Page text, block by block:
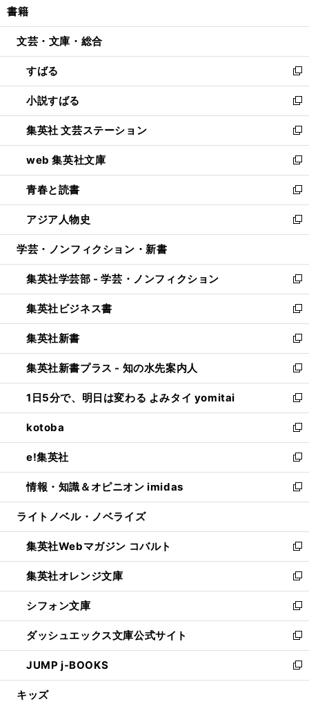
開
ウ
開
く
ン
ウ
で
開
く
ウ
ン
ド
ウ
で
開
く
書籍
文芸・文庫・総合
すばる
新
し
い
ウ
ィ
ン
ド
ウ
で
開
く
小説すばる
新
し
い
ウ
ィ
ン
ド
ウ
で
開
集英社 文芸ステーション
新
し
い
ウ
ィ
ン
ド
ウ
開
く
web 集英社文庫
新
し
い
ウ
ィ
ン
ウ
で
開
く
青春と読書
新
し
い
ウ
ン
ド
ウ
で
開
く
アジア人物史
新
し
ウ
ィ
ン
ド
ウ
で
開
く
学芸・ノンフィクション・新書
集英社学芸部 - 学芸・ノンフィクション
新
し
い
ウ
ィ
ン
ド
ウ
で
開
く
集英社ビジネス書
新
し
い
ウ
ィ
ン
ド
ウ
で
開
く
集英社新書
新
し
い
ウ
ィ
ン
ド
ウ
で
開
く
集英社新書プラス - 知の水先案内人
新
し
い
ウ
ィ
ン
ド
ウ
で
開
1日5分で、明日は変わる よみタイ yomitai
新
し
い
ウ
ィ
ン
ド
ウ
開
く
kotoba
新
し
い
ウ
ィ
ン
ウ
で
開
く
e!集英社
新
し
い
ウ
ン
ド
ウ
で
開
く
情報・知識＆オピニオン imidas
新
し
ウ
ィ
ン
ド
ウ
で
開
く
ライトノベル・ノベライズ
集英社Webマガジン コバルト
新
し
い
ウ
ィ
ン
ド
ウ
で
開
集英社オレンジ文庫
新
し
い
ウ
ィ
ン
ド
ウ
シフォン文庫
新
し
い
ウ
ィ
ン
ダッシュエックス文庫公式サイト
新
し
い
ウ
JUMP j-BOOKS
新
し
キッズ